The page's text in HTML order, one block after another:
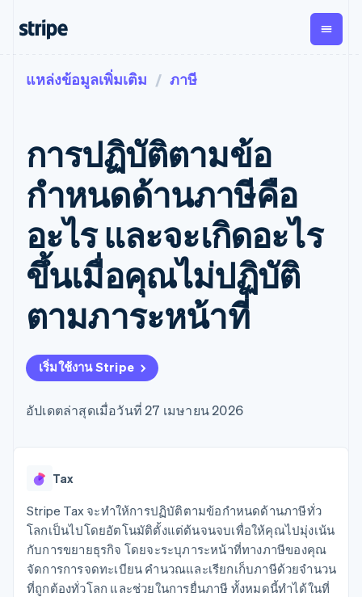
การชำระเงิน
การชำระเงิน
ออนไลน์
Payment links
การชำระเงิน
แบบไม่ต้อง
เขียนโค้ด
Checkout
UI การชำระ
เงินสำเร็จรูป
Elements
องค์ประกอบ UI
ที่ยืดหยุ่น
วิธีการชำระ
มากกว่า 125
รายการ
Authorization
ยกระดับการ
รวดเร็วขึ้น
รายรับ
รายรับตาม
แบบแผนล่วง
หน้า
Metronome
การเรียกเก็บ
ใช้งาน
การชำระเงิน
ตามรอบบิล
การจัดการ
การชำระเงิน
ตามรอบบิล
Invoicing
ครั้งเดียวหรือ
ตามแบบแผน
ขายและ VAT
อัตโนมัติ
Revenue
Data
Pipeline
การซิงค์
ข้อมูล
Global
Payouts
เบิกจ่าย
บุคคลที่
สาม
ตามขั้น
ตามกรณีใช้งาน
การค้าแบบใช้เอเจนต์
อีคอมเมิร์ซ
บริการทางการเงินที่ผสาน
รวมในตัว
การทำงานอัตโนมัติด้าน
การเงิน
ธุรกิจทั่วโลก
การชำระเงินในแอป
การจัดการเงิน
แพลตฟอร์ม
แวดวงครีเอเตอร์
เกม
การบริการ การเดินทาง
และสันทนาการ
ประกันภัย
สื่อและความบันเทิง
องค์กรไม่แสวงผลกำไร
เอกสารประกอบ
ไลบรารีและ SDK
Stripe Apps
คู่มือ
รับการชำระเงินออนไลน์
ติดตั้งใช้งานการชำระเงิน
สำเร็จรูป
สร้างแพลตฟอร์มหรือ
มาร์เก็ตเพลส
จัดการการชำระเงินตาม
เสนอการเรียกเก็บเงินตาม
การใช้งาน
รองรับอยู่
จัดเตรียมและจัดการ
การเชื่อมต่อการทำงาน
แอป
ตัวอย่างโค้ด
บล็อกของนักพัฒนา
สถานะ API
เรียนรู้
คู่มือ
การสนับสนุน
รับการสนับสนุน
แพ็กเกจการสนับสนุนที่ได้
รับการจัดการ
บริการเฉพาะทาง
บริษัท
แผนงานผลิตภัณฑ์
การประชุมประจำปีแบบ
เซสชัน
การติดต่อ
ติดต่อฝ่ายขาย
สมัครเป็นพาร์ทเนอร์
แหล่งข้อมูลเพิ่มเติม ภาษี
การปฏิบัติตามข้อ
กำหนดด้านภาษีคือ
อะไร และจะเกิดอะไร
ขึ้นเมื่อคุณไม่ปฏิบัติ
ตามภาระหน้าที่
เริ่มใช้งาน Stripe
อัปเดตล่าสุดเมื่อวันที่ 27 เมษายน 2026
Tax
Stripe Tax จะทำให้การปฏิบัติตามข้อกำหนดด้านภาษีทั่ว
โลกเป็นไปโดยอัตโนมัติตั้งแต่ต้นจนจบเพื่อให้คุณไปมุ่งเน้น
กับการขยายธุรกิจ โดยจะระบุภาระหน้าที่ทางภาษีของคุณ
จัดการการจดทะเบียน คำนวณและเรียกเก็บภาษีด้วยจำนวน
ที่ถูกต้องทั่วโลก และช่วยในการยื่นภาษี ทั้งหมดนี้ทำได้ในที่